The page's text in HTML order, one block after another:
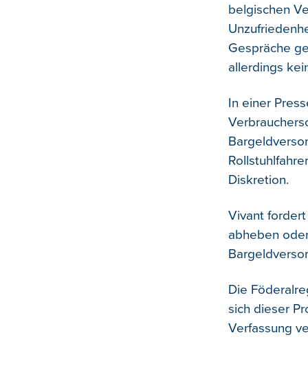
belgischen
Gespräche
allerdings
In einer
Diskretion.
Vivant
abheben
Die
sich dieser
Verfassung